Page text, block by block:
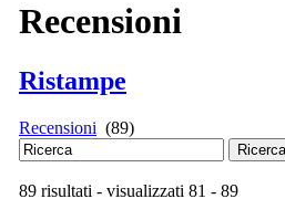
Recensioni
Ristampe
Recensioni (89)
Ricerca
89 risultati - visualizzati 81 - 89